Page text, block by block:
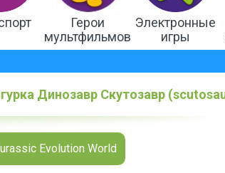
Герои
мультфильмов
Электронные
игры
Динозавр Скутозавр
Evolution World